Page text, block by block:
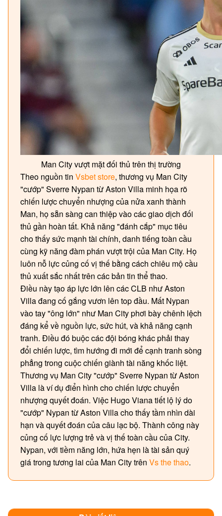
Man City vượt mặt đối thủ trên thị trường
Theo nguồn tin Vsbet store, thương vụ Man City
"cướp" Sverre Nypan từ Aston Villa minh họa rõ
chiến lược chuyển nhượng của nửa xanh thành
Man, họ sẵn sàng can thiệp vào các giao dịch đối
thủ gần hoàn tất. Khả năng "đánh cắp" mục tiêu
cho thấy sức mạnh tài chính, danh tiếng toàn cầu
cùng kỹ năng đàm phán vượt trội của Man City. Họ
luôn nỗ lực củng cố vị thế bằng cách chiêu mộ cầu
thủ xuất sắc nhất trên các bản tin thể thao.
Điều này tạo áp lực lớn lên các CLB như Aston
Villa đang cố gắng vươn lên top đầu. Mất Nypan
vào tay "ông lớn" như Man City phơi bày chênh lệch
đáng kể về nguồn lực, sức hút, và khả năng cạnh
tranh. Điều đó buộc các đội bóng khác phải thay
đổi chiến lược, tìm hướng đi mới để cạnh tranh sòng
phẳng trong cuộc chiến giành tài năng khốc liệt.
Thương vụ Man City "cướp" Sverre Nypan từ Aston
Villa là ví dụ điển hình cho chiến lược chuyển
nhượng quyết đoán. Việc Hugo Viana tiết lộ lý do
"cướp" Nypan từ Aston Villa cho thấy tầm nhìn dài
hạn và quyết đoán của câu lạc bộ. Thành công này
củng cố lực lượng trẻ và vị thế toàn cầu của City.
Nypan, với tiềm năng lớn, hứa hẹn là tài sản quý
giá trong tương lai của Man City trên Vs the thao.